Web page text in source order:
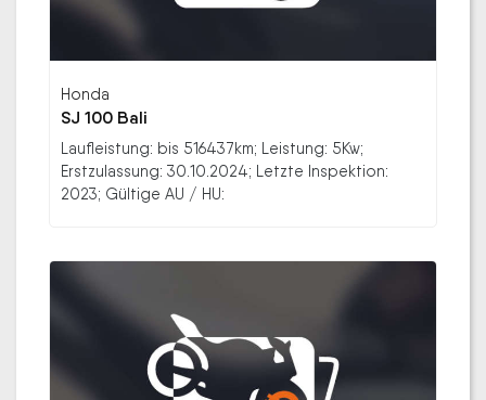
Honda
SJ 100 Bali
Laufleistung: bis 516437km; Leistung: 5Kw;
Erstzulassung: 30.10.2024; Letzte Inspektion:
2023; Gültige AU / HU: